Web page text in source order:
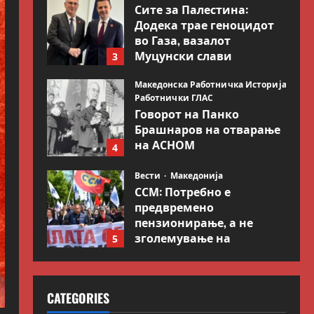
3
Сите за Палестина:
Додека трае геноцидот
во Газа, вазалот
Муцунски слави
Гидеон Саар
July 18, 2026
4
Македонска Работничка Историја
Работнички ГЛАС
Говорот на Панко
Брашнаров на отварање
на АСНОМ
5
Вести Македонија
ССМ: Потребно е
предвремено
пензионирање, а не
зголемување на
CATEGORIES